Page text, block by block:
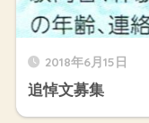
2018年6月15日
追悼文募集